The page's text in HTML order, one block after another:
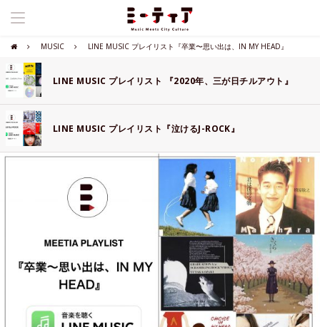
MUSIC LINE MUSIC プレイリスト『卒業〜思い出は、IN MY HEAD』
LINE MUSIC プレイリスト 『2020年、三が日チルアウト』
LINE MUSIC プレイリスト『泣けるJ-ROCK』